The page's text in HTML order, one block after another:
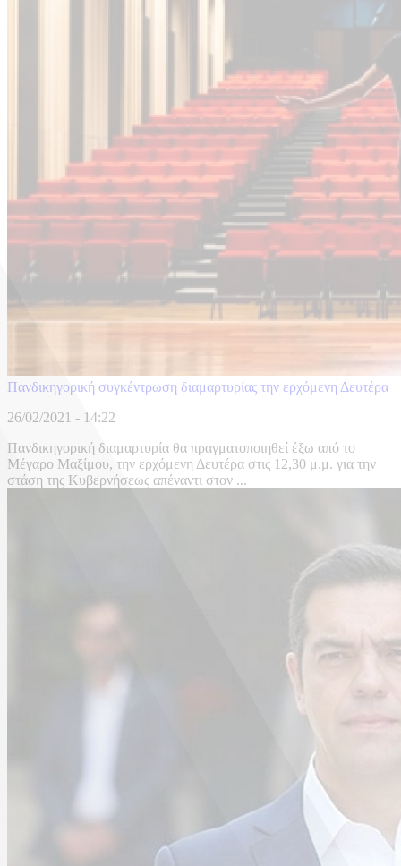
Πανδικηγορική συγκέντρωση διαμαρτυρίας την ερχόμενη Δευτέρα
26/02/2021 - 14:22
Πανδικηγορική διαμαρτυρία θα πραγματοποιηθεί έξω από το
Μέγαρο Μαξίμου, την ερχόμενη Δευτέρα στις 12,30 μ.μ. για την
στάση της Κυβερνήσεως απέναντι στον ...